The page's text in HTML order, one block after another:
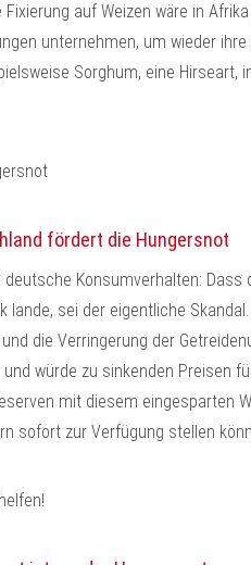
Fixierung auf Weizen wäre in
unternehmen, um wieder
Sorghum, eine Hirseart,
fördert die Hungersnot
Konsumverhalten:
sei der eigentliche
die Verringerung der
würde zu sinkenden Preisen
mit diesem eingesparten
sofort zur Verfügung stellen